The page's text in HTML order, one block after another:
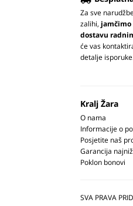
Za sve
zalihi, jamčimo
dostavu
će vas
detalje
Kralj Žara
O nama
Informacije o
Posjetite naš
Garancija
Poklon bonovi
SVA PRAVA